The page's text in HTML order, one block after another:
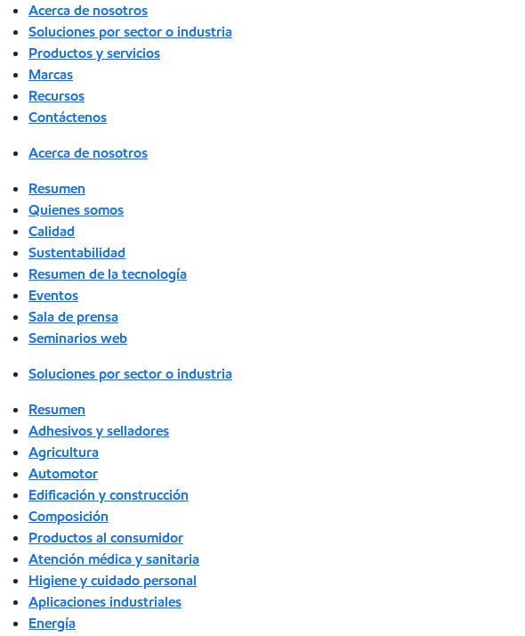
Acerca de nosotros
Soluciones por sector o industria
Productos y servicios
Marcas
Recursos
Contáctenos
Acerca de nosotros
Resumen
Quienes somos
Calidad
Sustentabilidad
Resumen de la tecnología
Eventos
Sala de prensa
Seminarios web
Soluciones por sector o industria
Resumen
Adhesivos y selladores
Agricultura
Automotor
Edificación y construcción
Composición
Productos al consumidor
Atención médica y sanitaria
Higiene y cuidado personal
Aplicaciones industriales
Energía